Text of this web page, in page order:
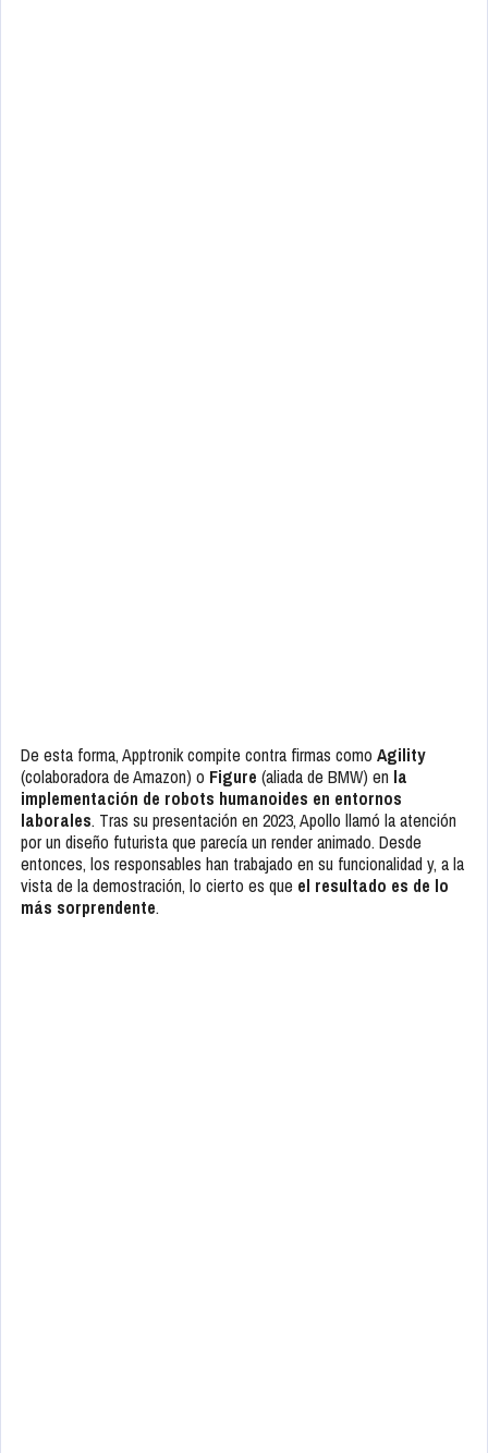
De esta forma, Apptronik compite contra firmas como Agility
(colaboradora de Amazon) o Figure (aliada de BMW) en la
implementación de robots humanoides en entornos
laborales. Tras su presentación en 2023, Apollo llamó la atención
por un diseño futurista que parecía un render animado. Desde
entonces, los responsables han trabajado en su funcionalidad y, a la
vista de la demostración, lo cierto es que el resultado es de lo
más sorprendente.